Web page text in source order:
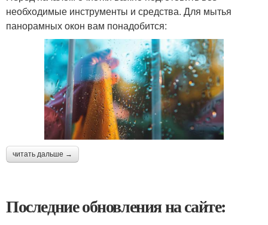
необходимые инструменты и средства. Для мытья
панорамных окон вам понадобится:
читать дальше →
Последние обновления на сайте: